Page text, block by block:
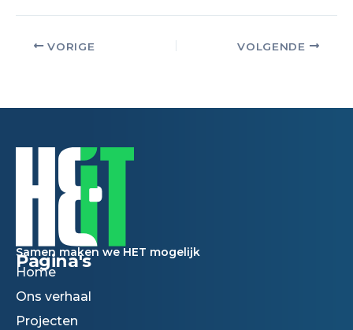
VORIGE VOLGENDE
Samen maken we HET mogelijk
Pagina's
Home
Ons verhaal
Projecten